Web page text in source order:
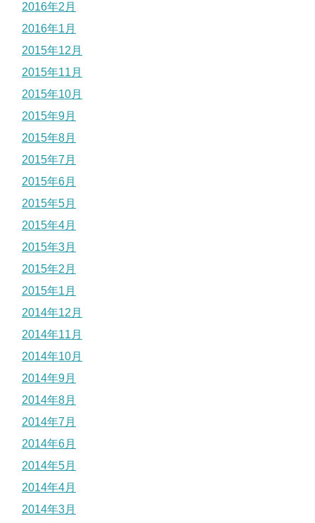
2016年2月
2016年1月
2015年12月
2015年11月
2015年10月
2015年9月
2015年8月
2015年7月
2015年6月
2015年5月
2015年4月
2015年3月
2015年2月
2015年1月
2014年12月
2014年11月
2014年10月
2014年9月
2014年8月
2014年7月
2014年6月
2014年5月
2014年4月
2014年3月